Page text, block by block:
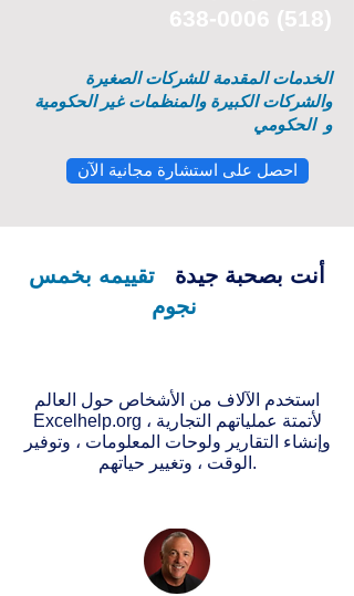
(518) 638-0006
الخدمات المقدمة للشركات الصغيرة
والشركات الكبيرة والمنظمات غير الحكومية
و الحكومي
احصل على استشارة مجانية الآن
أنت بصحبة جيدة
تقييمه بخمس
نجوم
استخدم الآلاف من الأشخاص حول العالم
Excelhelp.org لأتمتة عملياتهم التجارية ،
وإنشاء التقارير ولوحات المعلومات ، وتوفير
الوقت ، وتغيير حياتهم.